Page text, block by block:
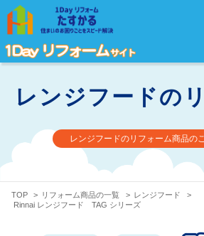
レンジフードの
レンジフードのリフォーム商品の
TOP > リフォーム商品の一覧 > レンジフード
>
Rinnai レンジフード TAG シリーズ